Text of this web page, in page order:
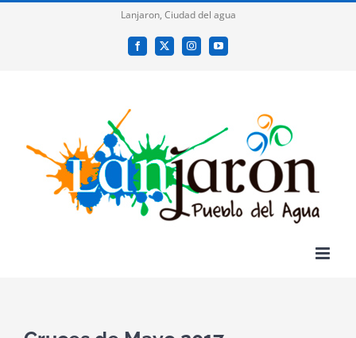
Lanjaron, Ciudad del agua
Facebook
X InstagramYouTube